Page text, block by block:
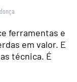
ferramentas e
em valor. E
técnica. É